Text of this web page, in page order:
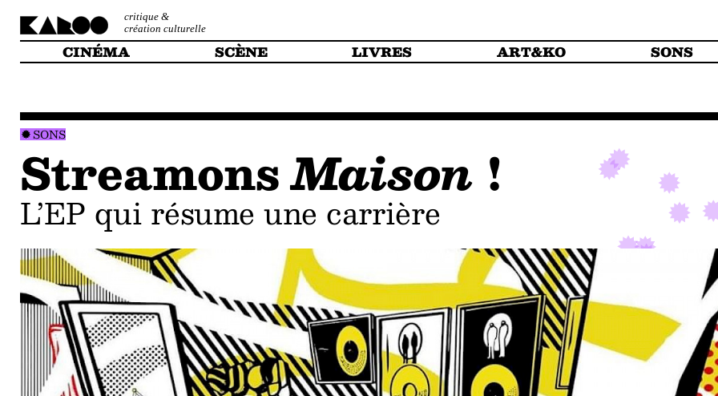
critique &
création culturelle
CINÉMA SCÈNE LIVRES ART&KO SONS
SONS
StreamonsMaison !
L’EP qui résume une carrière